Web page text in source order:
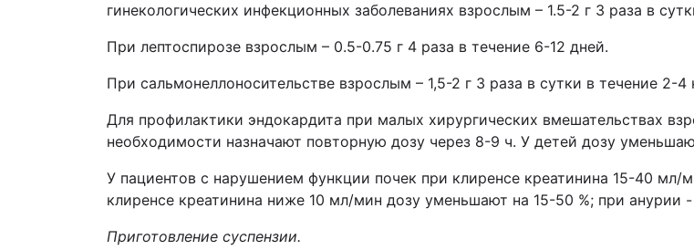
гинекологических инфекционных заболеваниях взрослым – 1.5-2 г 3 раза в
При лептоспирозе взрослым – 0.5-0.75 г 4 раза в течение 6-12 дней.
При сальмонеллоносительстве взрослым – 1,5-2 г 3 раза в сутки в течение 2-4
Для профилактики эндокардита при малых хирургических вмешательствах
необходимости назначают повторную дозу через 8-9 ч. У детей дозу
У пациентов с нарушением функции почек при клиренсе креатинина 15-40
клиренсе креатинина ниже 10 мл/мин дозу уменьшают на 15-50 %; при анурии
Приготовление суспензии.